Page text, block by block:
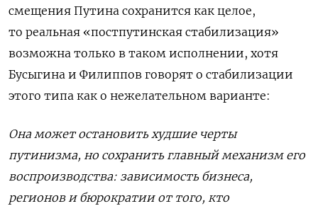
смещения Путина сохранится как целое,
то реальная «постпутинская стабилизация»
возможна только в таком исполнении, хотя
Бусыгина и Филиппов говорят о стабилизации
этого типа как о нежелательном варианте:
Она может остановить худшие черты
путинизма, но сохранить главный механизм его
воспроизводства: зависимость бизнеса,
регионов и бюрократии от того, кто